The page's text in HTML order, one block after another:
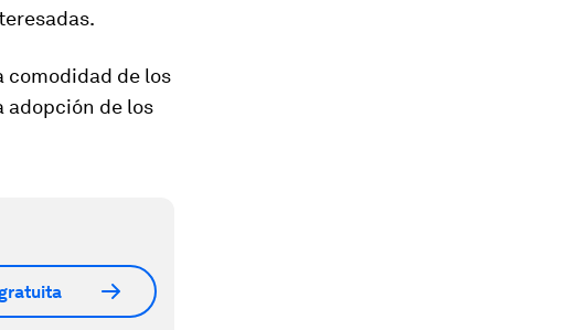
comodidad de los
adopción de los